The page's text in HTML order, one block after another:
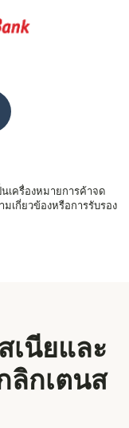
เครื่องหมายการค้าจด
เกี่ยวข้องหรือการรับรอง
เนียและ
ลิกเตนส